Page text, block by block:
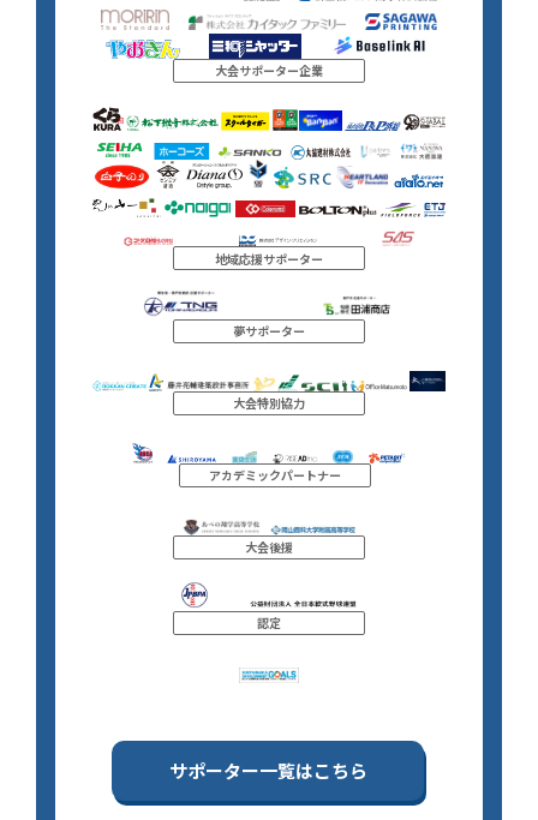
大会サポーター企業
地域応援サポーター
夢サポーター
大会特別協力
アカデミックパートナー
大会後援
認定
サポーター一覧はこちら